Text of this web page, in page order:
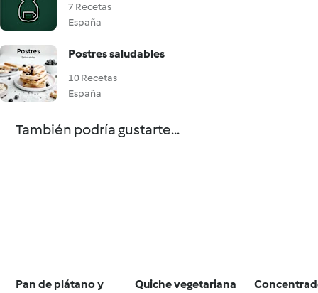
7 Recetas
España
Postres saludables
10 Recetas
España
También podría gustarte...
Pan de plátano y
Quiche vegetariana